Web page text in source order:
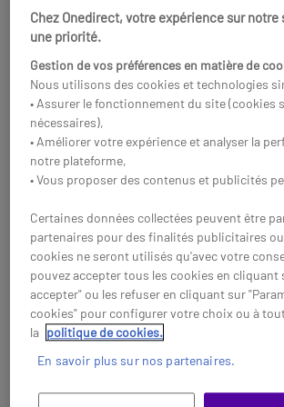
Acheter
Logitech ensemble MX
Keys for Business
Logitech pour les
avec
Chez Onedirect, votre expérience sur notre
une priorité.
Gestion de vos préférences en matière de
Nous utilisons des cookies et technologies
• Assurer le fonctionnement du site (cookies
nécessaires),
• Améliorer votre expérience et analyser la
notre plateforme,
• Vous proposer des contenus et publicités
Certaines données collectées peuvent être
partenaires pour des finalités publicitaires ou
cookies ne seront utilisés qu'avec votre
pouvez accepter tous les cookies en cliquant
accepter" ou les refuser en cliquant sur
cookies" pour configurer votre choix ou à
la politique de cookies.
En savoir plus sur nos partenaires.